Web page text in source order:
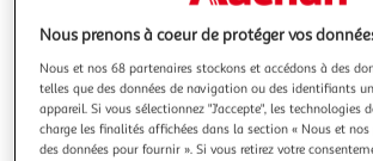
ZOLUX
Cage rongeur surélevée - Zolux -
Nous prenons à coeur de protéger vos
Nous et nos 68 partenaires stockons et accédons à des
telles que des données de navigation ou des identifiants
appareil. Si vous sélectionnez "J'accepte", les technologies
charge les finalités affichées dans la section « Nous et
des données pour fournir ». Si vous retirez votre